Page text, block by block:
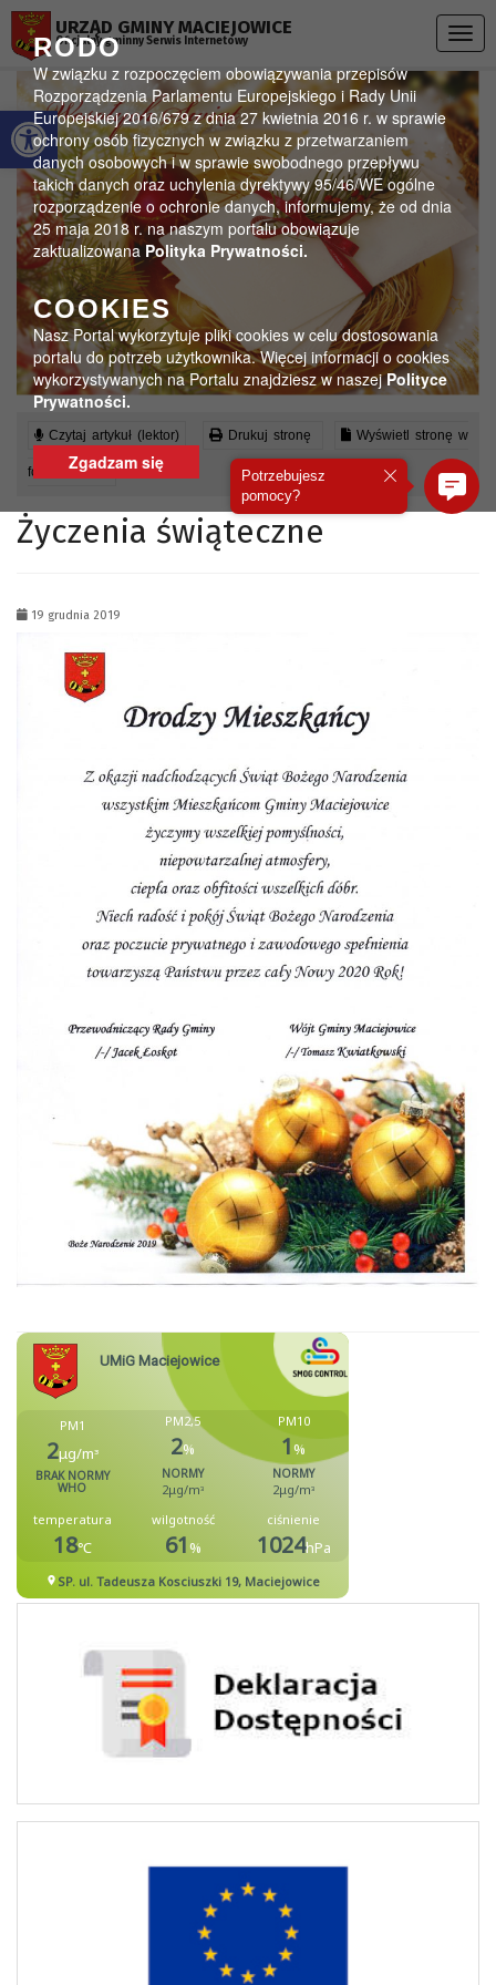
Otwórz pasek narzędzi
RODO
W związku z rozpoczęciem obowiązywania przepisów
Rozporządzenia Parlamentu Europejskiego i Rady Unii
Europejskiej 2016/679 z dnia 27 kwietnia 2016 r. w sprawie
ochrony osób fizycznych w związku z przetwarzaniem
danych osobowych i w sprawie swobodnego przepływu
takich danych oraz uchylenia dyrektywy 95/46/WE ogólne
rozporządzenie o ochronie danych, informujemy, że od dnia
25 maja 2018 r. na naszym portalu obowiązuje
zaktualizowanaPolityka Prywatności.
COOKIES
Nasz Portal wykorzytuje pliki cookies w celu dostosowania
portalu do potrzeb użytkownika. Więcej informacji o cookies
wykorzystywanych na Portalu znajdziesz w naszejPolityce
Prywatności.
Zgadzam się
URZĄD GMINY MACIEJOWICE
Oficjalny gminny Serwis Internetowy
Czytaj artykuł (lektor) Drukuj stronę Wyświetl stronę w
formacie PDF
Życzenia świąteczne
19 grudnia 2019
Potrzebujesz
pomocy?